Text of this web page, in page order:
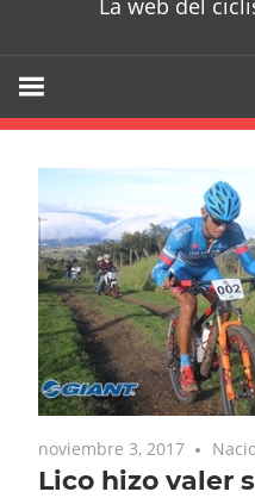
La web del
noviembre 3, 2017
Lico hizo valer